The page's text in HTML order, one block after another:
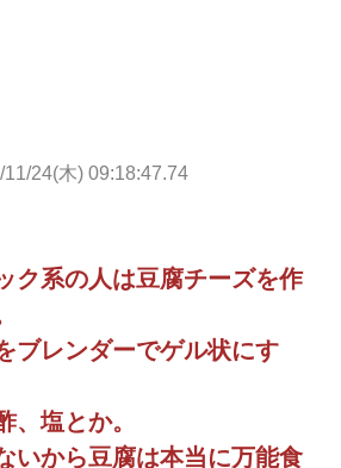
11/24(木) 09:18:47.74
ク系の人は豆腐チーズを作
ブレンダーでゲル状にす
、塩とか。
いから豆腐は本当に万能食